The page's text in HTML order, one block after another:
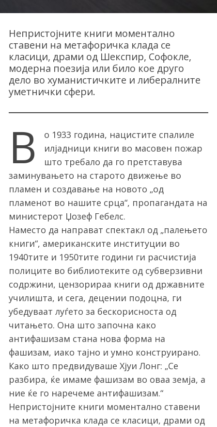
Непристојните книги моментално
ставени на метафоричка клада се
класици, драми од Шекспир, Софокле,
модерна поезија или било кое друго
дело во хуманистичките и либералните
уметнички сфери.
В
о 1933 година, нацистите спалиле
илјадници книги во масовен пожар
што требало да го претставува
заминувањето на старото движење во
пламен и создавање на новото „од
пламенот во нашите срца“, пропагандата на
министерот Џозеф Гебелс.
Наместо да направат спектакл од „палењето
книги“, американските институции во
1940тите и 1950тите години ги расчистија
полиците во библиотеките од субверзивни
содржини, цензорираа книги од државните
училишта, и сега, децении подоцна, ги
убедуваат луѓето за бескорисноста од
читањето. Она што започна како
антифашизам стана нова форма на
фашизам, иако тајно и умно конструирано.
Како што предвидуваше Хјуи Лонг: „Се
разбира, ќе имаме фашизам во оваа земја, а
ние ќе го наречеме антифашизам.“
Непристојните книги моментално ставени
на метафоричка клада се класици, драми од